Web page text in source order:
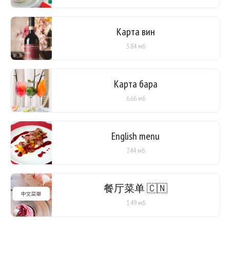
Карта вин
3.84 мб
Карта бара
6.66 мб
English menu
7.44 мб
餐厅菜单 🇨🇳
1.49 мб